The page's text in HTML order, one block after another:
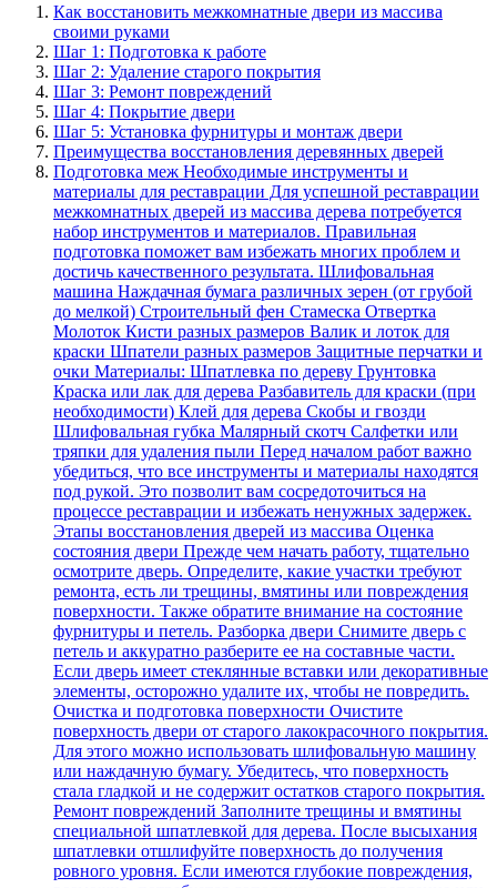
Как восстановить межкомнатные двери из массива
своими руками
Шаг 1: Подготовка к работе
Шаг 2: Удаление старого покрытия
Шаг 3: Ремонт повреждений
Шаг 4: Покрытие двери
Шаг 5: Установка фурнитуры и монтаж двери
Преимущества восстановления деревянных дверей
Подготовка меж Необходимые инструменты и
материалы для реставрации Для успешной реставрации
межкомнатных дверей из массива дерева потребуется
набор инструментов и материалов. Правильная
подготовка поможет вам избежать многих проблем и
достичь качественного результата. Шлифовальная
машина Наждачная бумага различных зерен (от грубой
до мелкой) Строительный фен Стамеска Отвертка
Молоток Кисти разных размеров Валик и лоток для
краски Шпатели разных размеров Защитные перчатки и
очки Материалы: Шпатлевка по дереву Грунтовка
Краска или лак для дерева Разбавитель для краски (при
необходимости) Клей для дерева Скобы и гвозди
Шлифовальная губка Малярный скотч Салфетки или
тряпки для удаления пыли Перед началом работ важно
убедиться, что все инструменты и материалы находятся
под рукой. Это позволит вам сосредоточиться на
процессе реставрации и избежать ненужных задержек.
Этапы восстановления дверей из массива Оценка
состояния двери Прежде чем начать работу, тщательно
осмотрите дверь. Определите, какие участки требуют
ремонта, есть ли трещины, вмятины или повреждения
поверхности. Также обратите внимание на состояние
фурнитуры и петель. Разборка двери Снимите дверь с
петель и аккуратно разберите ее на составные части.
Если дверь имеет стеклянные вставки или декоративные
элементы, осторожно удалите их, чтобы не повредить.
Очистка и подготовка поверхности Очистите
поверхность двери от старого лакокрасочного покрытия.
Для этого можно использовать шлифовальную машину
или наждачную бумагу. Убедитесь, что поверхность
стала гладкой и не содержит остатков старого покрытия.
Ремонт повреждений Заполните трещины и вмятины
специальной шпатлевкой для дерева. После высыхания
шпатлевки отшлифуйте поверхность до получения
ровного уровня. Если имеются глубокие повреждения,